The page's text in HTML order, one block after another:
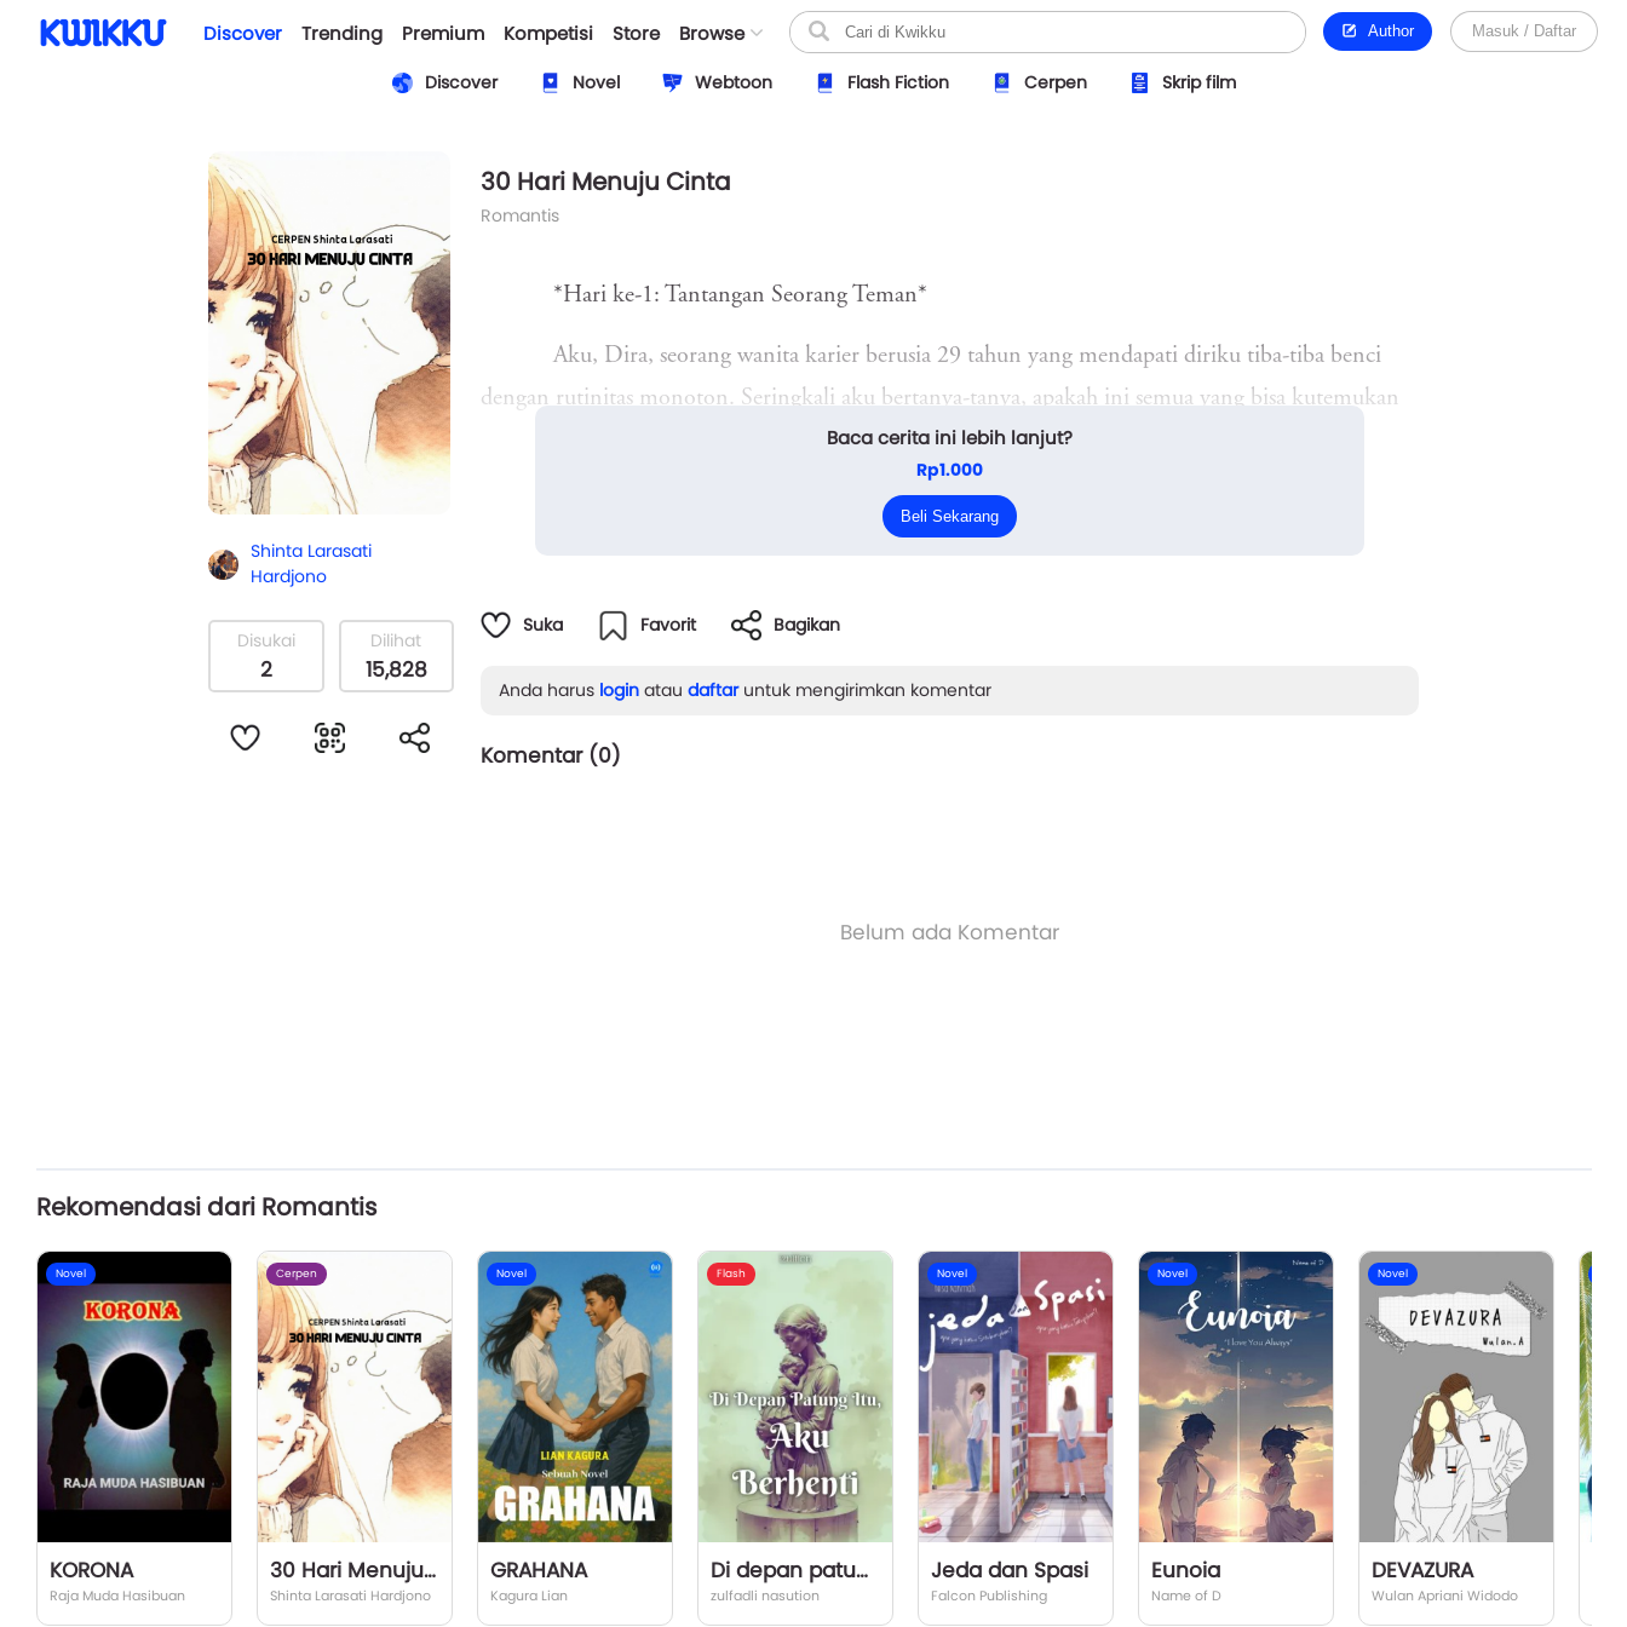
Discover Trending Premium Kompetisi Store Browse Author Masuk / Daftar
Discover Novel Webtoon Flash Fiction Cerpen Skrip film
Shinta Larasati
Hardjono
Disukai
2
Dilihat
15,828
30 Hari Menuju Cinta
Romantis
*Hari ke-1: Tantangan Seorang Teman*
Aku, Dira, seorang wanita karier berusia 29 tahun yang mendapati diriku tiba-tiba benci
dengan rutinitas monoton. Seringkali aku bertanya-tanya, apakah ini semua yang bisa kutemukan
dalam hidup? Karier yang gemilang tapi tanpa cinta? Kemudian, seperti jawaban dari pertanyaanku,
seorang teman lama, Rani, menghubungiku dan menawarkan tantangan 30 hari mencari cinta.
"Kau bisa mencoba. Kalau gagal, toh kau tetap ...
Baca cerita ini lebih lanjut?
Rp1.000
Beli Sekarang
Suka Favorit Bagikan
Anda harus login atau daftaruntuk mengirimkan komentar
Komentar (0)
Belum ada Komentar
Rekomendasi dari Romantis
Novel
KORONA
Raja Muda Hasibuan
Cerpen
30 Hari Menuju Cinta
Shinta Larasati Hardjono
Novel
GRAHANA
Kagura Lian
Flash
Di depan patung itu, Aku berhenti.
zulfadli nasution
Novel
Jeda dan Spasi
Falcon Publishing
Novel
Eunoia
Name of D
Novel
DEVAZURA
Wulan Apriani Widodo